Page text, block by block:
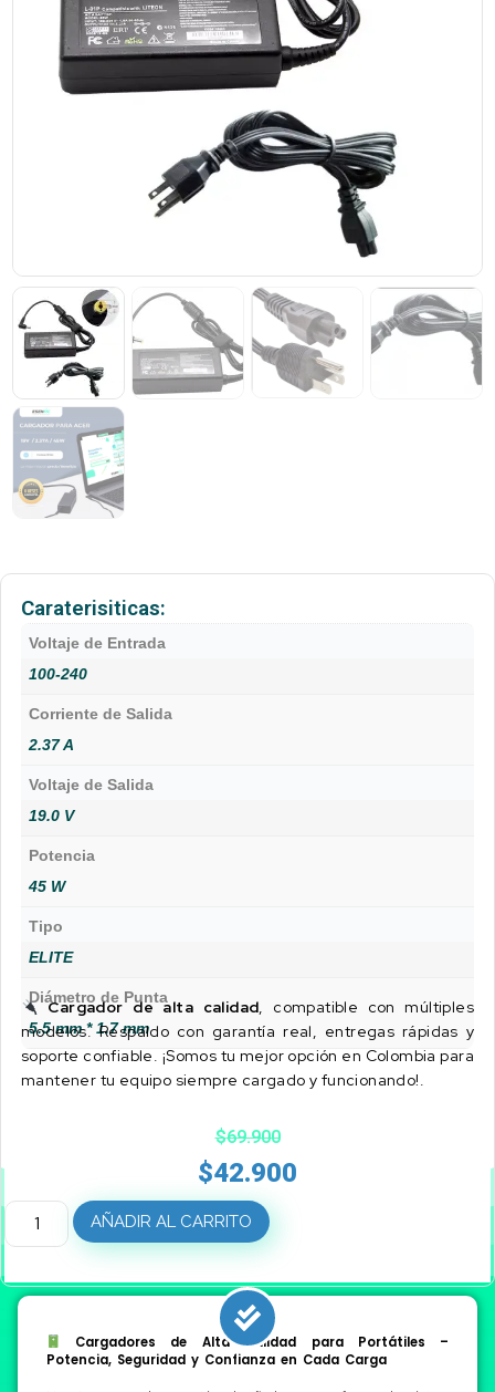
Caraterisiticas:
Voltaje de Entrada
100-240
Corriente de Salida
2.37 A
Voltaje de Salida
19.0 V
Potencia
45 W
Tipo
ELITE
Diámetro de Punta
5.5 mm * 1.7 mm
Cargador de alta calidad, compatible con múltiples
modelos. Respaldo con garantía real, entregas rápidas y
soporte confiable. ¡Somos tu mejor opción en Colombia para
mantener tu equipo siempre cargado y funcionando!.
$69.900
$42.900
AÑADIR AL CARRITO
Cargadores de Alta Calidad para Portátiles –
Potencia, Seguridad y Confianza en Cada Carga